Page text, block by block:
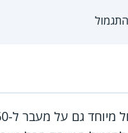
על מעבר ל-60 ימי שמ"פ שביצעו בשנה.